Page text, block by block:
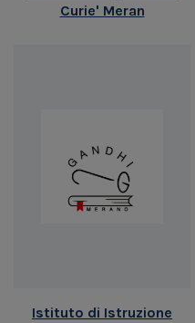
Curie' Meran
Istituto di Istruzione